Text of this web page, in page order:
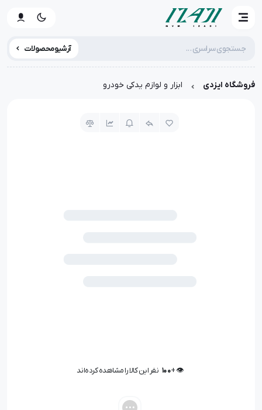
آرشیو محصولات
فروشگاه ایزدی ابزار و لوازم یدکی خودرو
👁️ +
100 نفر این کالا را مشاهده کرده‌اند